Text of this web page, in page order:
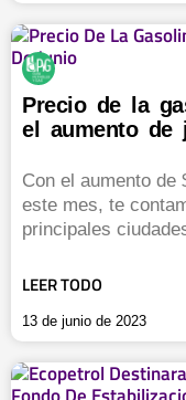
Precio de la
el aumento de
Con el aumento de
este mes, te
principales
LEER TODO
13 de junio de 2023